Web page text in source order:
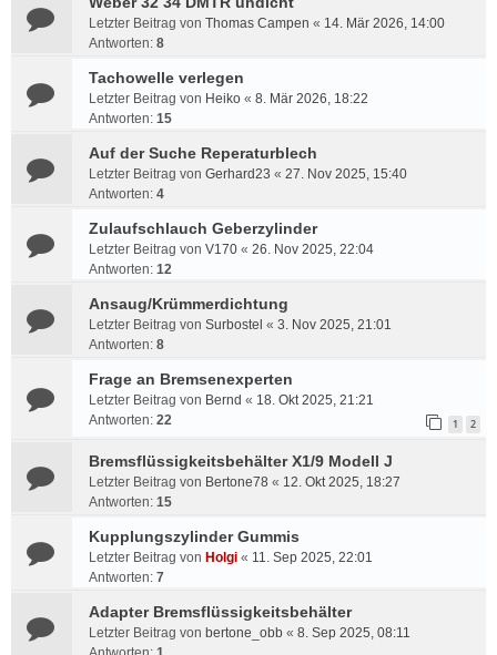
Letzter Beitrag von Thomas Campen « 14. Mär 2026, 14:00
Antworten: 8
Tachowelle verlegen
Letzter Beitrag von Heiko « 8. Mär 2026, 18:22
Antworten: 15
Auf der Suche Reperaturblech
Letzter Beitrag von Gerhard23 « 27. Nov 2025, 15:40
Antworten: 4
Zulaufschlauch Geberzylinder
Letzter Beitrag von V170 « 26. Nov 2025, 22:04
Antworten: 12
Ansaug/Krümmerdichtung
Letzter Beitrag von Surbostel « 3. Nov 2025, 21:01
Antworten: 8
Frage an Bremsenexperten
Letzter Beitrag von Bernd « 18. Okt 2025, 21:21
Antworten: 22 1 2
Bremsflüssigkeitsbehälter X1/9 Modell J
Letzter Beitrag von Bertone78 « 12. Okt 2025, 18:27
Antworten: 15
Kupplungszylinder Gummis
Letzter Beitrag von Holgi « 11. Sep 2025, 22:01
Antworten: 7
Adapter Bremsflüssigkeitsbehälter
Letzter Beitrag von bertone_obb « 8. Sep 2025, 08:11